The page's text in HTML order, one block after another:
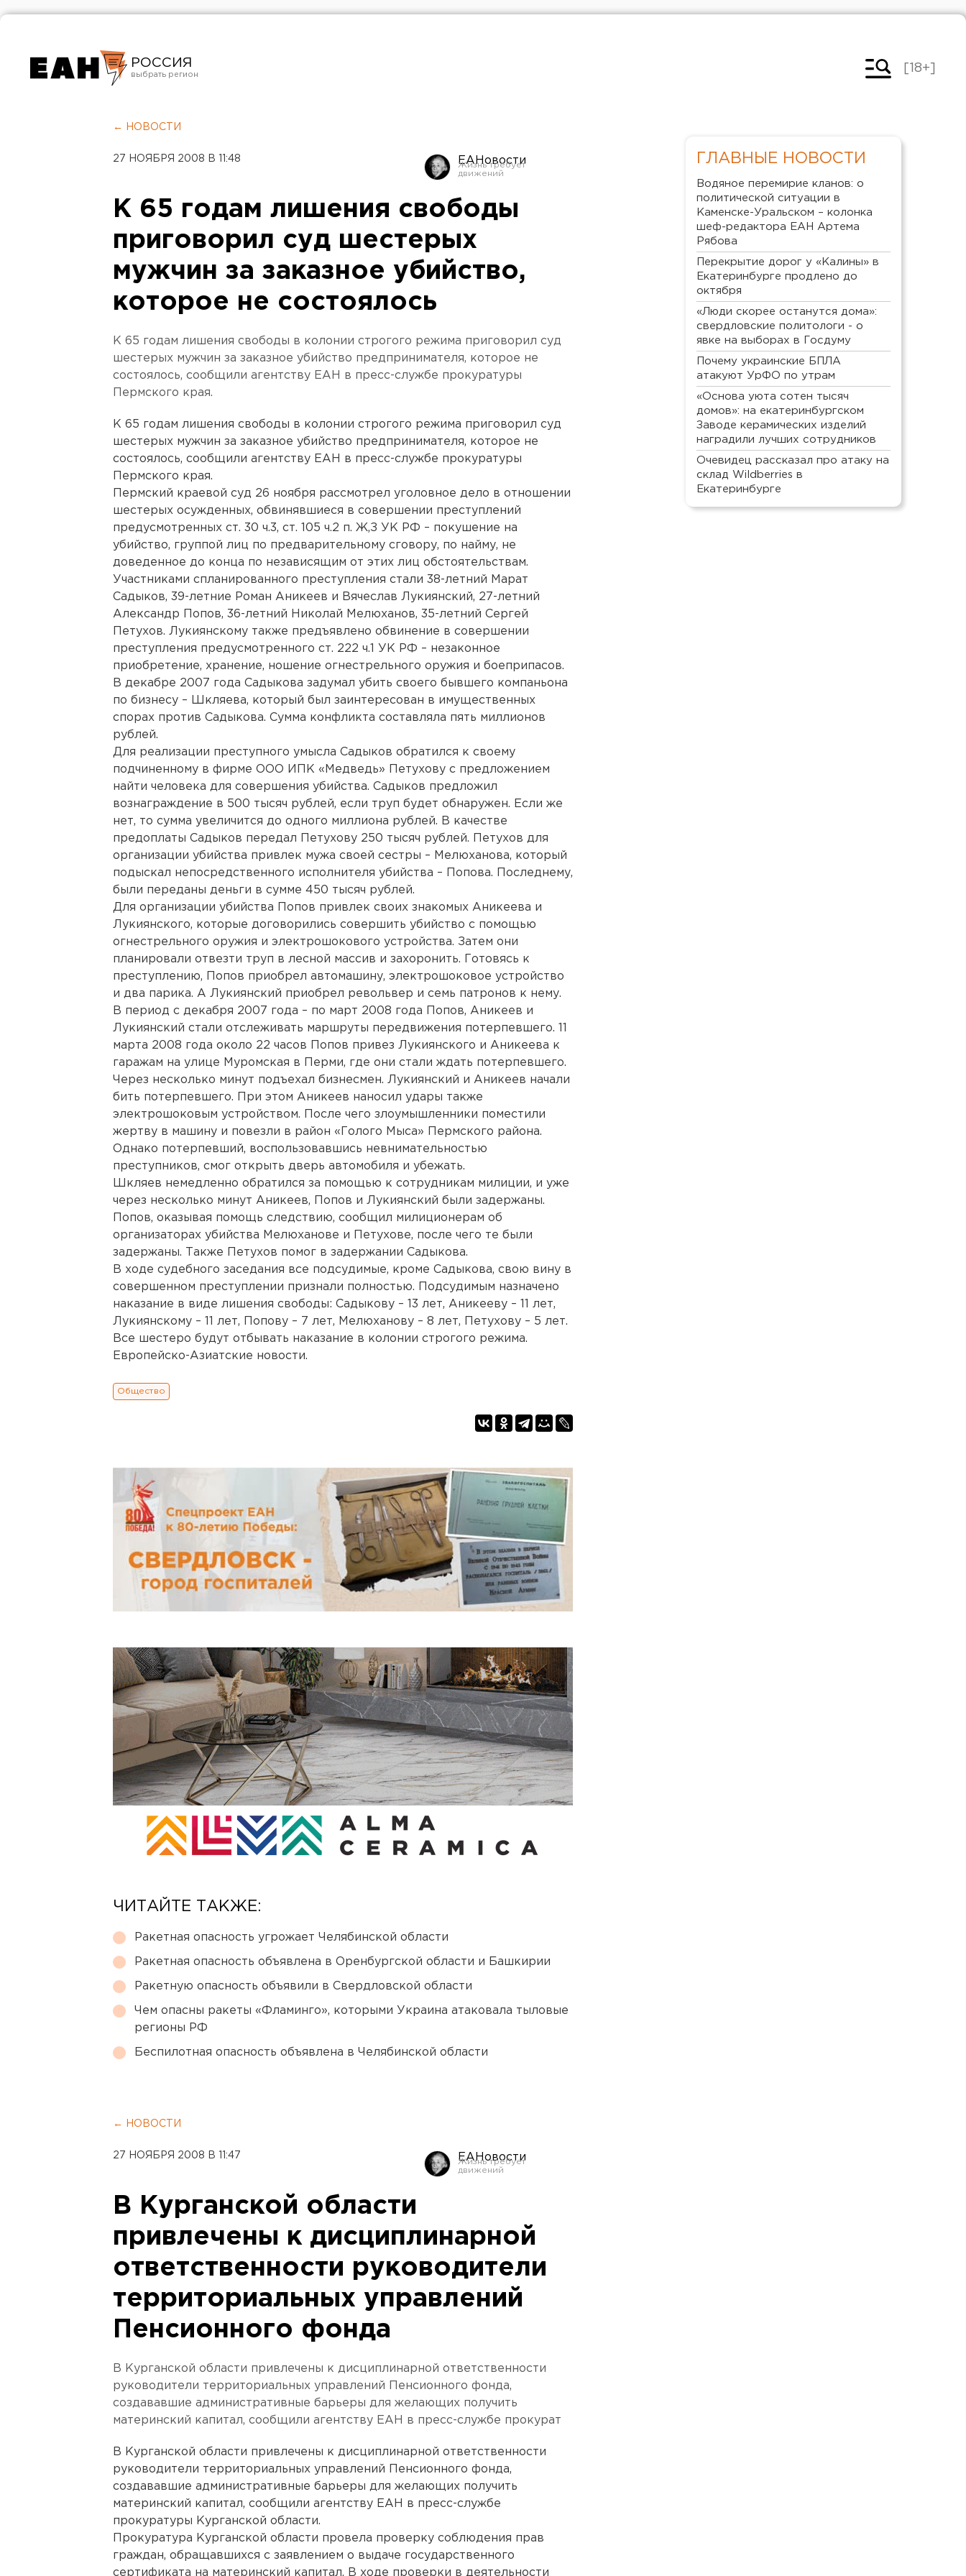
РОССИЯ
Челябинск
[18+]
← НОВОСТИ
27 НОЯБРЯ 2008 В 11:48 ЕАНовости
К 65 годам лишения свободы
приговорил суд шестерых
мужчин за заказное убийство,
которое не состоялось
К 65 годам лишения свободы в колонии строгого режима приговорил суд
шестерых мужчин за заказное убийство предпринимателя, которое не
состоялось, сообщили агентству ЕАН в пресс-службе прокуратуры
Пермского края.
К 65 годам лишения свободы в колонии строгого режима приговорил суд
шестерых мужчин за заказное убийство предпринимателя, которое не
состоялось, сообщили агентству ЕАН в пресс-службе прокуратуры
Пермского края.
Пермский краевой суд 26 ноября рассмотрел уголовное дело в отношении
шестерых осужденных, обвинявшиеся в совершении преступлений
предусмотренных ст. 30 ч.3, ст. 105 ч.2 п. Ж,З УК РФ – покушение на
убийство, группой лиц по предварительному сговору, по найму, не
доведенное до конца по независящим от этих лиц обстоятельствам.
Участниками спланированного преступления стали 38-летний Марат
Садыков, 39-летние Роман Аникеев и Вячеслав Лукиянский, 27-летний
Александр Попов, 36-летний Николай Мелюханов, 35-летний Сергей
Петухов. Лукиянскому также предъявлено обвинение в совершении
преступления предусмотренного ст. 222 ч.1 УК РФ – незаконное
приобретение, хранение, ношение огнестрельного оружия и боеприпасов.
В декабре 2007 года Садыкова задумал убить своего бывшего компаньона
по бизнесу – Шкляева, который был заинтересован в имущественных
спорах против Садыкова. Сумма конфликта составляла пять миллионов
рублей.
Для реализации преступного умысла Садыков обратился к своему
подчиненному в фирме ООО ИПК «Медведь» Петухову с предложением
найти человека для совершения убийства. Садыков предложил
вознаграждение в 500 тысяч рублей, если труп будет обнаружен. Если же
нет, то сумма увеличится до одного миллиона рублей. В качестве
предоплаты Садыков передал Петухову 250 тысяч рублей. Петухов для
организации убийства привлек мужа своей сестры – Мелюханова, который
подыскал непосредственного исполнителя убийства – Попова. Последнему,
были переданы деньги в сумме 450 тысяч рублей.
Для организации убийства Попов привлек своих знакомых Аникеева и
Лукиянского, которые договорились совершить убийство с помощью
огнестрельного оружия и электрошокового устройства. Затем они
планировали отвезти труп в лесной массив и захоронить. Готовясь к
преступлению, Попов приобрел автомашину, электрошоковое устройство
и два парика. А Лукиянский приобрел револьвер и семь патронов к нему.
В период с декабря 2007 года – по март 2008 года Попов, Аникеев и
Лукиянский стали отслеживать маршруты передвижения потерпевшего. 11
марта 2008 года около 22 часов Попов привез Лукиянского и Аникеева к
гаражам на улице Муромская в Перми, где они стали ждать потерпевшего.
Через несколько минут подъехал бизнесмен. Лукиянский и Аникеев начали
бить потерпевшего. При этом Аникеев наносил удары также
электрошоковым устройством. После чего злоумышленники поместили
жертву в машину и повезли в район «Голого Мыса» Пермского района.
Однако потерпевший, воспользовавшись невнимательностью
преступников, смог открыть дверь автомобиля и убежать.
Шкляев немедленно обратился за помощью к сотрудникам милиции, и уже
через несколько минут Аникеев, Попов и Лукиянский были задержаны.
Попов, оказывая помощь следствию, сообщил милиционерам об
организаторах убийства Мелюханове и Петухове, после чего те были
задержаны. Также Петухов помог в задержании Садыкова.
В ходе судебного заседания все подсудимые, кроме Садыкова, свою вину в
совершенном преступлении признали полностью. Подсудимым назначено
наказание в виде лишения свободы: Садыкову – 13 лет, Аникееву – 11 лет,
Лукиянскому – 11 лет, Попову – 7 лет, Мелюханову – 8 лет, Петухову – 5 лет.
Все шестеро будут отбывать наказание в колонии строгого режима.
Европейско-Азиатские новости.
Общество
ЧИТАЙТЕ ТАКЖЕ:
Ракетная опасность угрожает Челябинской области
Ракетная опасность объявлена в Оренбургской области и Башкирии
Ракетную опасность объявили в Свердловской области
Чем опасны ракеты «Фламинго», которыми Украина атаковала тыловые
регионы РФ
Беспилотная опасность объявлена в Челябинской области
← НОВОСТИ
27 НОЯБРЯ 2008 В 11:47 ЕАНовости
В Курганской области
привлечены к дисциплинарной
ответственности руководители
территориальных управлений
Пенсионного фонда
В Курганской области привлечены к дисциплинарной ответственности
руководители территориальных управлений Пенсионного фонда,
создававшие административные барьеры для желающих получить
материнский капитал, сообщили агентству ЕАН в пресс-службе прокурат
В Курганской области привлечены к дисциплинарной ответственности
руководители территориальных управлений Пенсионного фонда,
создававшие административные барьеры для желающих получить
материнский капитал, сообщили агентству ЕАН в пресс-службе
прокуратуры Курганской области.
Прокуратура Курганской области провела проверку соблюдения прав
граждан, обращавшихся с заявлением о выдаче государственного
сертификата на материнский капитал. В ходе проверки в деятельности
ГЛАВНЫЕ НОВОСТИ
Водяное перемирие кланов: о
политической ситуации в
Каменске-Уральском – колонка
шеф-редактора ЕАН Артема
Рябова
Перекрытие дорог у «Калины» в
Екатеринбурге продлено до
октября
«Люди скорее останутся дома»:
свердловские политологи - о
явке на выборах в Госдуму
Почему украинские БПЛА
атакуют УрФО по утрам
«Основа уюта сотен тысяч
домов»: на екатеринбургском
Заводе керамических изделий
наградили лучших сотрудников
Очевидец рассказал про атаку на
склад Wildberries в
Екатеринбурге